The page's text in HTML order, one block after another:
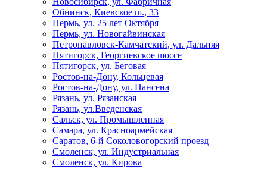
Обнинск, Киевское ш., 33
Пермь, ул. 25 лет Октября
Пермь, ул. Новогайвинская
Петропавловск-Камчатский, ул. Дальняя
Пятигорск, Георгиевское шоссе
Пятигорск, ул. Беговая
Ростов-на-Дону, Кольцевая
Ростов-на-Дону, ул. Нансена
Рязань, ул. Рязанская
Рязань, ул.Введенская
Сальск, ул. Промышленная
Самара, ул. Красноармейская
Саратов, 6-й Соколовогорский проезд
Смоленск, ул. Индустриальная
Смоленск, ул. Кирова